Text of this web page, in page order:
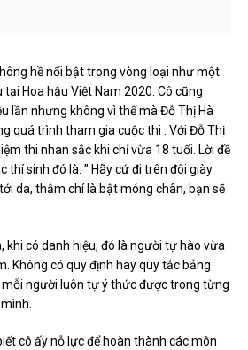
hề nổi bật trong vòng loại như một
Hoa hậu Việt Nam 2020. Cô cũng
lần nhưng không vì thế mà Đỗ Thị Hà
quá trình tham gia cuộc thi . Với Đỗ Thị
thi nhan sắc khi chỉ vừa 18 tuổi. Lời đề
thí sinh đó là: ” Hãy cứ đi trên đôi giày
da, thậm chí là bật móng chân, bạn sẽ
khi có danh hiệu, đó là người tự hào vừa
Không có quy định hay quy tắc bảng
người luôn tự ý thức được trong từng
cô ấy nỗ lực để hoàn thành các môn